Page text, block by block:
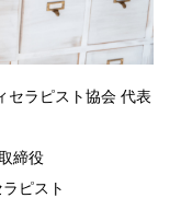
セラピスト協会 代表
締役
ピスト